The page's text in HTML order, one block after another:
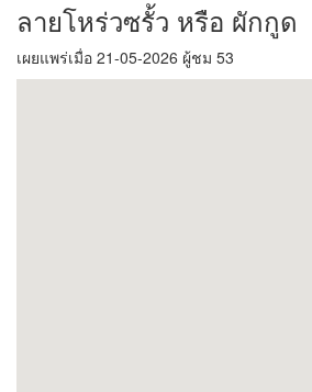
ลายโหร่วซรั้ว หรือ ผักกูด
เผยแพร่เมื่อ 21-05-2026 ผู้ชม 53